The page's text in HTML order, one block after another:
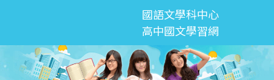
國語文學科中心
高中國文學習網